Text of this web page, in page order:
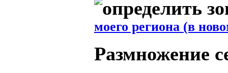
моего региона (в
Размножение